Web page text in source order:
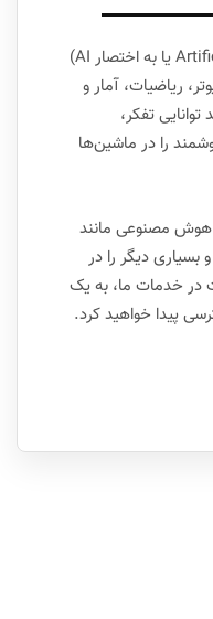
هوش مصنوعی (Artificial Intelligence یا به اختصار AI)
ریاضیات، آمار و
تفکر،
را در ماشین‌ها
هوش مصنوعی مانند
ChatGPT، Midjourney، Claude و بسیاری دیگر را در
در خدمات ما، به یک